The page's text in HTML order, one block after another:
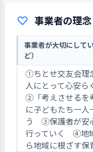
事業者の理
事業者が大切にして
ど）
①ちとせ交友会理
人にとって心安
②「考えさせるを
に子どもたち一
う ③保護者が安
行っていく ④地
ら地域に根ざす保